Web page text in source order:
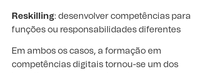
Reskilling: desenvolver competências para
funções ou responsabilidades diferentes
Em ambos os casos, a formação em
competências digitais tornou-se um dos